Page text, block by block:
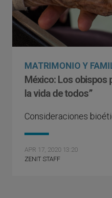
MATRIMONIO Y
México: Los obispos
la vida de todos”
Consideraciones
APR 17, 2020 13:20
ZENIT STAFF